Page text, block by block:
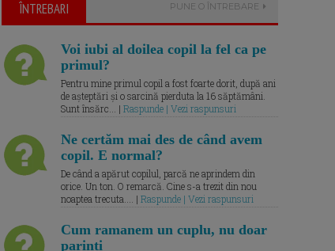
ÎNTREBARI PUNE O ÎNTREBARE
Voi iubi al doilea copil la fel ca pe
primul?
Pentru mine primul copil a fost foarte dorit, după ani
de așteptări și o sarcină pierduta la 16 săptămâni.
Sunt însărc... | Raspunde | Vezi raspunsuri
Ne certăm mai des de când avem
copil. E normal?
De când a apărut copilul, parcă ne aprindem din
orice. Un ton. O remarcă. Cine s-a trezit din nou
noaptea trecuta.... | Raspunde | Vezi raspunsuri
Cum ramanem un cuplu, nu doar
parinti